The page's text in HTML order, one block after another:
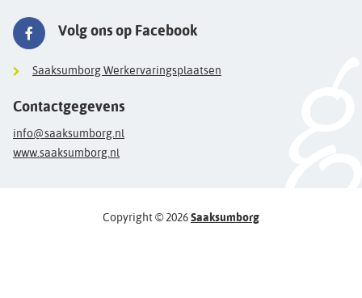
Volg ons op Facebook
Saaksumborg Werkervaringsplaatsen
Contactgegevens
info@saaksumborg.nl
www.saaksumborg.nl
Copyright © 2026Saaksumborg